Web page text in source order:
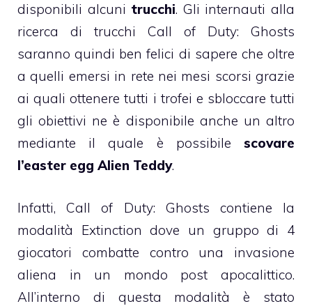
disponibili alcuni trucchi. Gli internauti alla
ricerca di trucchi Call of Duty: Ghosts
saranno quindi ben felici di sapere che oltre
a quelli emersi in rete nei mesi scorsi grazie
ai qualiottenere tutti i trofei e sbloccare tutti
gli obiettivi ne è disponibile anche un altro
mediante il quale è possibile scovare
l’easter egg Alien Teddy.
Infatti, Call of Duty: Ghosts contiene la
modalità Extinction dove un gruppo di 4
giocatori combatte contro una invasione
aliena in un mondo post apocalittico.
All’interno di questa modalità è stato